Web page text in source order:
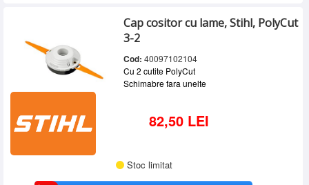
Cap cositor cu lame, Stihl, PolyCut
3-2
Cod: 40097102104
Cu 2 cutite PolyCut
Schimabre fara unelte
82,50 LEI
Stoc limitat